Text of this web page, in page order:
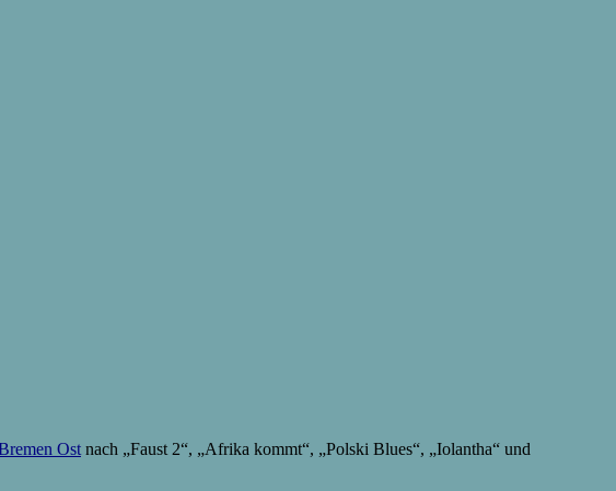
Ost nach „Faust 2“, „Afrika kommt“, „Polski Blues“, „Iolantha“ und